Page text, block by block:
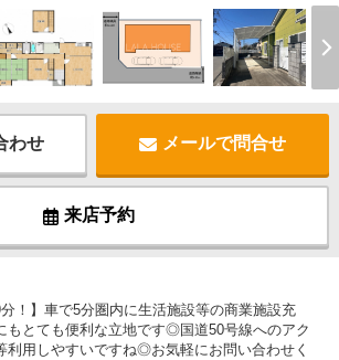
わせ メールで問合せ
来店予約
分！】車で5分圏内に生活施設等の商業施設充
もとても便利な立地です◎国道50号線へのアク
利用しやすいですね◎お気軽にお問い合わせく